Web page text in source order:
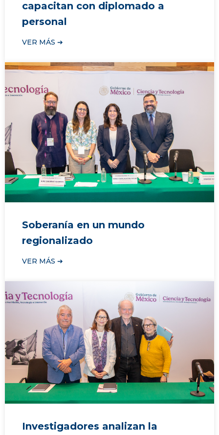
capacitan con diplomado a
personal
VER MÁS ➔
Soberanía en un mundo
regionalizado
VER MÁS ➔
Investigadores analizan la